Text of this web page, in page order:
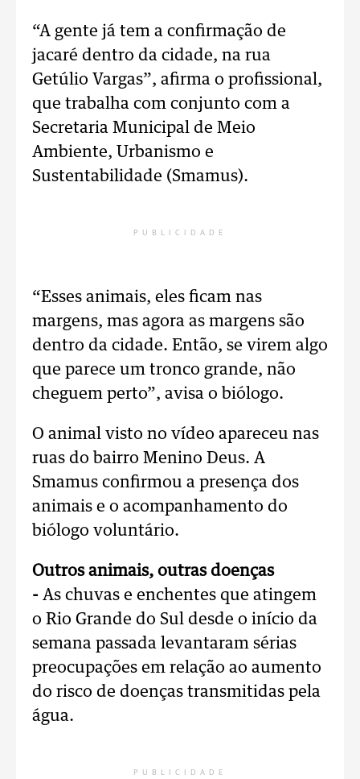
“A gente já tem a confirmação de
jacaré dentro da cidade, na rua
Getúlio Vargas”, afirma o profissional,
que trabalha com conjunto com a
Secretaria Municipal de Meio
Ambiente, Urbanismo e
Sustentabilidade (Smamus).
PUBLICIDADE
“Esses animais, eles ficam nas
margens, mas agora as margens são
dentro da cidade. Então, se virem algo
que parece um tronco grande, não
cheguem perto”, avisa o biólogo.
O animal visto no vídeo apareceu nas
ruas do bairro Menino Deus. A
Smamus confirmou a presença dos
animais e o acompanhamento do
biólogo voluntário.
Outros animais, outras doenças
- As chuvas e enchentes que atingem
o Rio Grande do Sul desde o início da
semana passada levantaram sérias
preocupações em relação ao aumento
do risco de doenças transmitidas pela
água.
PUBLICIDADE